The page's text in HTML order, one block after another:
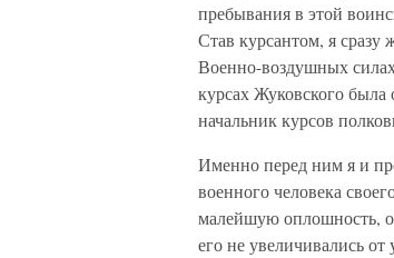
пребывания в этой
Став курсантом, я сразу
Военно-воздушных
курсах Жуковского
начальник курсов
Именно перед ним я и
военного человека
малейшую оплошность,
его не увеличивались